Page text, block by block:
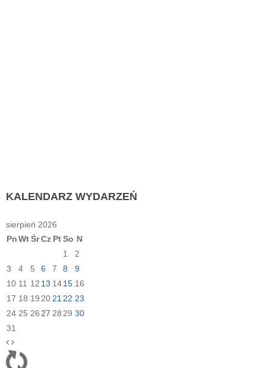
KALENDARZ WYDARZEŃ
sierpień 2026
PnWtŚrCz PtSo N
1
2
3
4 5 6 7 8
9
10 11 12 13 1415 16
17 18 19 20 21 22 23
24 25 26 27 28 29 30
31